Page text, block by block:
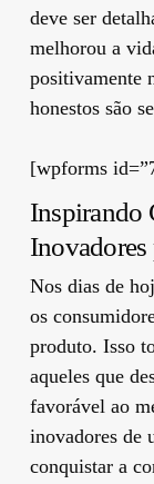
deve ser
melhorou a
positivamente
honestos são
[wpforms
Inspirando
Inovadores
Nos dias de
os
produto. Isso
aqueles que
favorável ao
inovadores de
conquistar a